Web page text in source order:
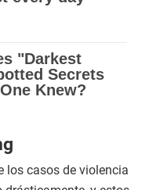
los casos de violencia